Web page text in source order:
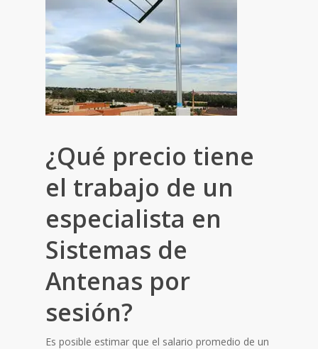
¿Qué precio tiene
el trabajo de un
especialista en
Sistemas de
Antenas por
sesión?
Es posible estimar que el salario promedio de un